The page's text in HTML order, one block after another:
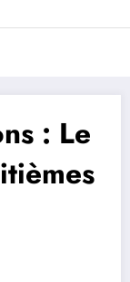
du football
: Le